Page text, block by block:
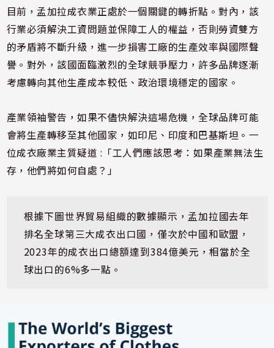
目前，孟加拉成衣業正處於一個關鍵的轉折點。對內，該
行業必須解決工資問題並保障工人的權益，否則勞資雙方
的矛盾將不斷升級，進一步損害工廠的生產效率與國際聲
譽。對外，該國面臨激烈的全球競爭壓力，許多品牌逐漸
考慮轉向其他生產成本較低、政治環境穩定的國家。
產業領袖警告，如果不儘快解決這場危機，全球品牌可能
會將生產轉移至其他國家，如印尼、印度和巴基斯坦。一
位成衣廠業主質疑道 :「工人們應該思考：如果產業無法生
存，他們將如何自處？」
根據下圖世界貿易組織的數據顯示，孟加拉國去年
排名全球第三大成衣出口國，僅次於中國和歐盟，
2023年的成衣出口總額達到384億美元，相當於全
球出口的6%多一點。